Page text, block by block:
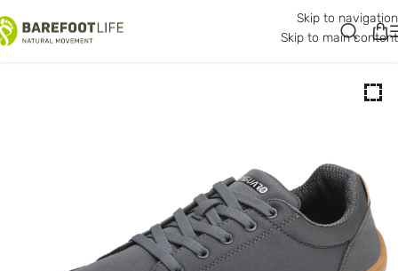
Skip to navigation
Skip to main content